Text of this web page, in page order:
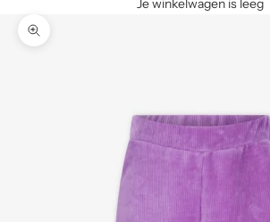
Je winkelwagen is leeg
In-/uitzoomen